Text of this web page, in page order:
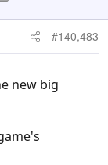
#140,483
new big